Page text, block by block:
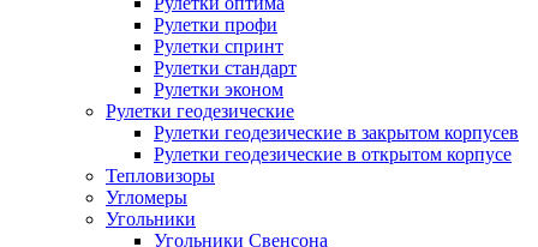
Рулетки профи
Рулетки спринт
Рулетки стандарт
Рулетки эконом
Рулетки геодезические
Рулетки геодезические в закрытом корпусев
Рулетки геодезические в открытом корпусе
Тепловизоры
Угломеры
Угольники
Угольники Свенсона